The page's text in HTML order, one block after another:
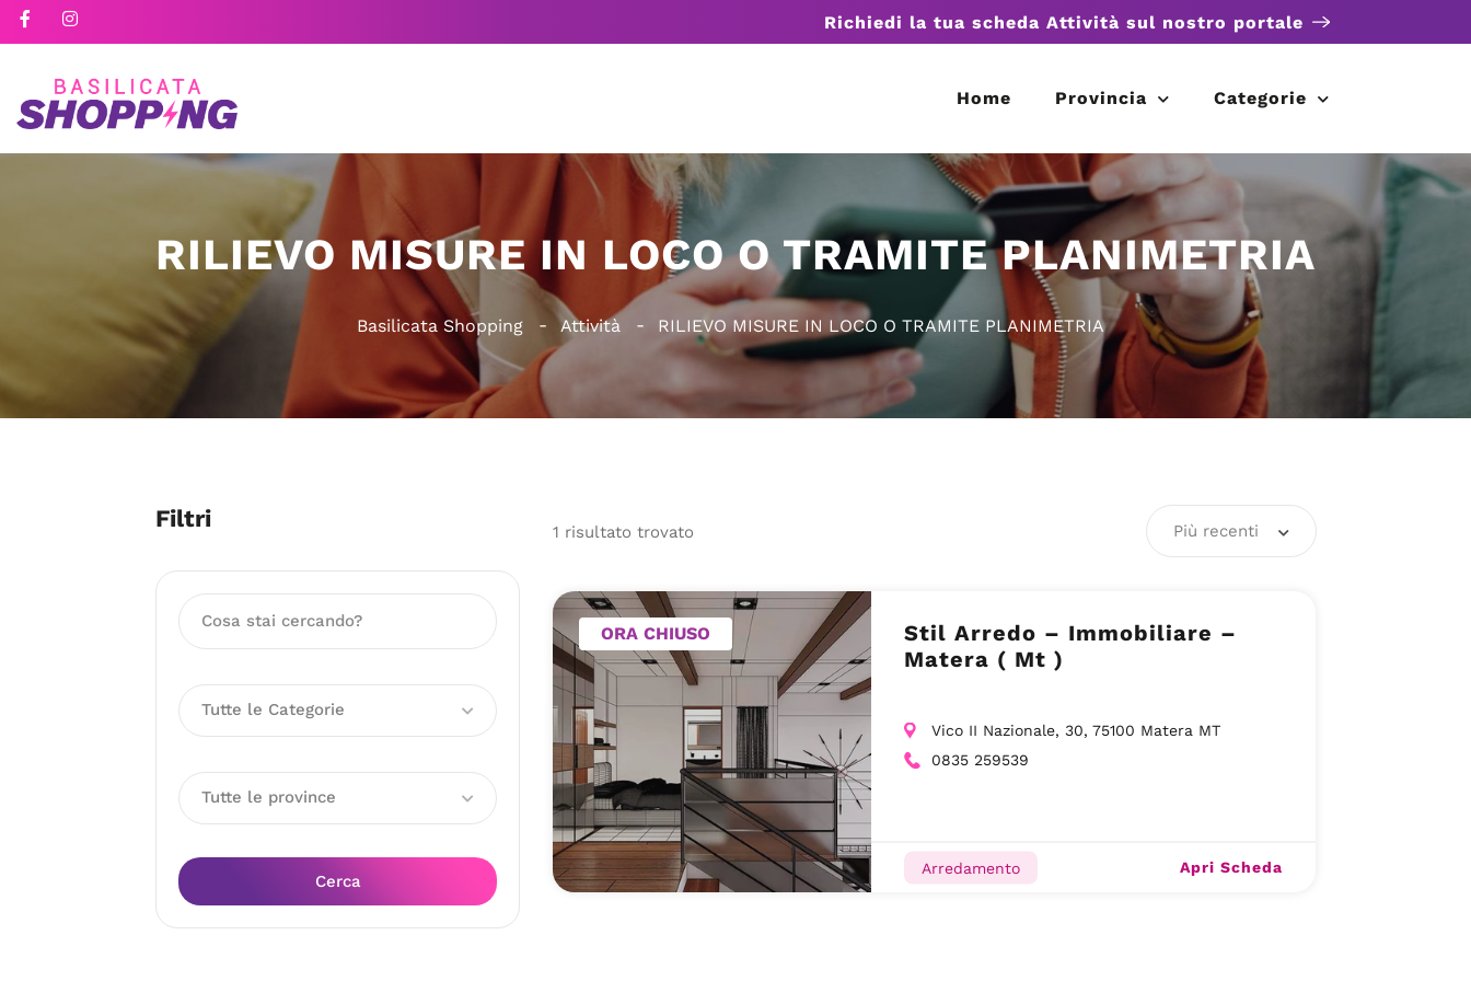
Richiedi la tua scheda Attività sul nostro portale
Home Provincia Categorie
RILIEVO MISURE IN LOCO O TRAMITE PLANIMETRIA
Basilicata Shopping Attività RILIEVO MISURE IN LOCO O TRAMITE PLANIMETRIA
Filtri
Tutte le Categorie
Tutte le province
Cerca
1 risultato trovato Più recenti
ORA CHIUSO
Stil Arredo – Immobiliare –
Matera ( Mt )
Vico II Nazionale, 30, 75100 Matera MT
0835 259539
Arredamento Apri Scheda